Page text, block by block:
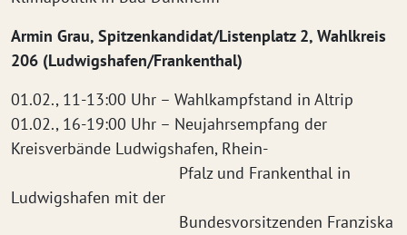
Armin Grau, Spitzenkandidat/Listenplatz 2, Wahlkreis
206 (Ludwigshafen/Frankenthal)
01.02., 11-13:00 Uhr – Wahlkampfstand in Altrip
01.02., 16-19:00 Uhr – Neujahrsempfang der
Kreisverbände Ludwigshafen, Rhein-
Pfalz und Frankenthal in
Ludwigshafen mit der
Bundesvorsitzenden Franziska